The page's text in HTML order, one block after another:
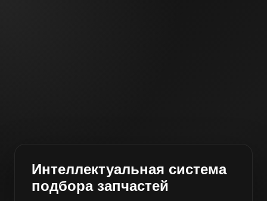
Интеллектуальная система
подбора запчастей